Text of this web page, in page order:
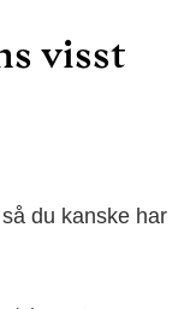
visst
du kanske har